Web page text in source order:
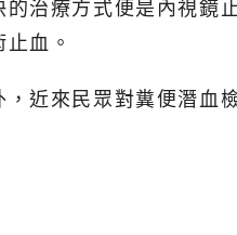
治療方式便是內視
血。
近來民眾對糞便潛